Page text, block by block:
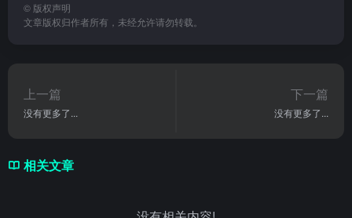
© 版权声明
文章版权归作者所有，未经允许请勿转载。
上一篇
没有更多了...
下一篇
没有更多了...
相关文章